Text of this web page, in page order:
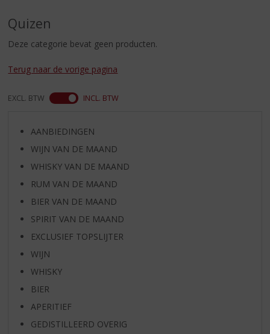
r
i
g
n
a
Quizen
Deze categorie bevat geen producten.
Terug naar de vorige pagina
EXCL. BTW INCL. BTW
AANBIEDINGEN
WIJN VAN DE MAAND
WHISKY VAN DE MAAND
RUM VAN DE MAAND
BIER VAN DE MAAND
SPIRIT VAN DE MAAND
EXCLUSIEF TOPSLIJTER
WIJN
WHISKY
BIER
APERITIEF
GEDISTILLEERD OVERIG